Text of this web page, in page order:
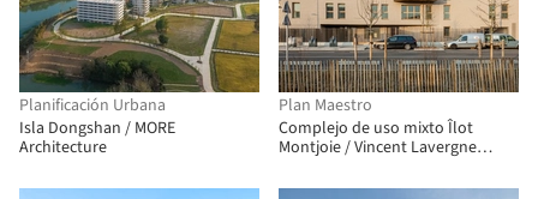
Planificación Urbana
Isla Dongshan / MORE
Architecture
Plan Maestro
Complejo de uso mixto Îlot
Montjoie / Vincent Lavergne
Novembre